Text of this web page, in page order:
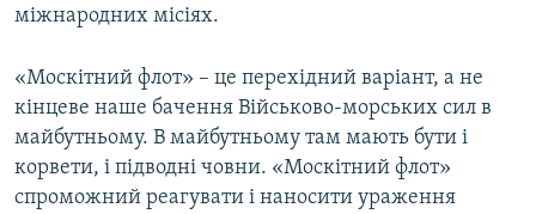
міжнародних місіях.
«Москітний флот» – це перехідний варіант, а не
кінцеве наше бачення Військово-морських сил в
майбутньому. В майбутньому там мають бути і
корвети, і підводні човни. «Москітний флот»
спроможний реагувати і наносити ураження